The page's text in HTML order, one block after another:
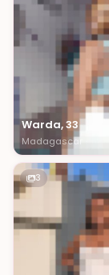
Warda, 33
Madagascar
3